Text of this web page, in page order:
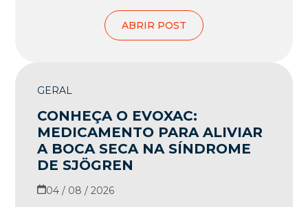
ABRIR POST
GERAL
CONHEÇA O EVOXAC:
MEDICAMENTO PARA ALIVIAR
A BOCA SECA NA SÍNDROME
DE SJÖGREN
04 / 08 / 2026